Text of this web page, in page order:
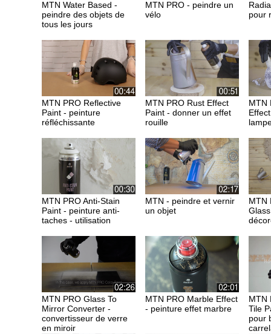
MTN Water Based -
peindre des objets de
tous les jours
MTN PRO - peindre un
vélo
pour
MTN PRO Reflective
Paint - peinture
réfléchissante
MTN PRO Rust Effect
Paint - donner un effet
rouille
MTN
MTN PRO Anti-Stain
Paint - peinture anti-
taches - utilisation
MTN - peindre et vernir
un objet
MTN
MTN PRO Glass To
Mirror Converter -
convertisseur de verre
en miroir
MTN PRO Marble Effect
- peinture effet marbre
MTN
Tile
pour